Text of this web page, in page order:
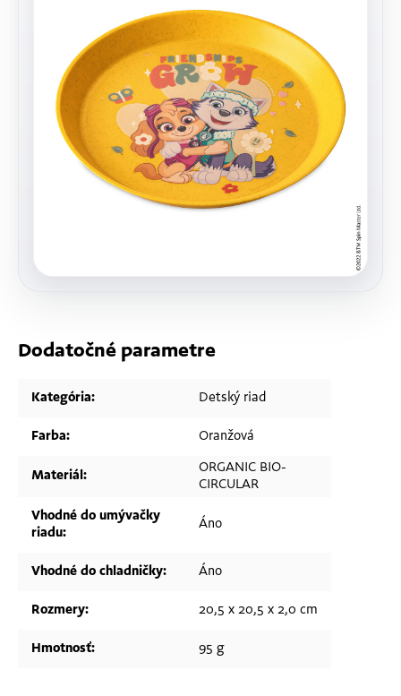
Dodatočné parametre
Kategória: Detský riad
Farba: Oranžová
Materiál:
ORGANIC BIO-
CIRCULAR
Vhodné do umývačky
riadu:
Áno
Vhodné do chladničky: Áno
Rozmery: 20,5 x 20,5 x 2,0 cm
Hmotnosť: 95 g